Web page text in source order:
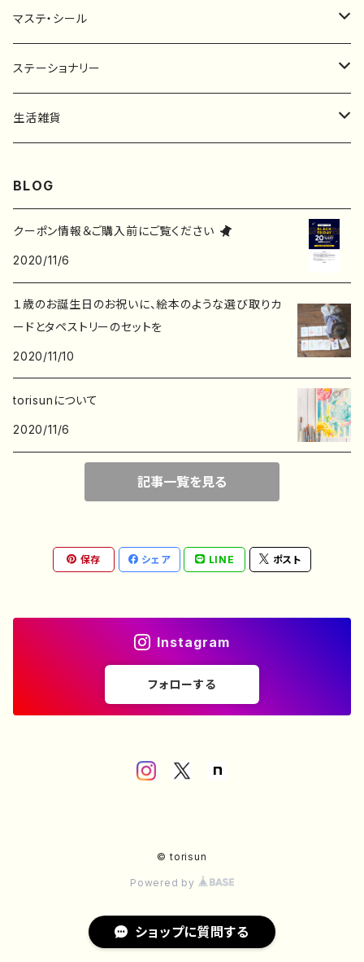
マステ・シール
マスキングテープ
フレークシール
ステーショナリー
一筆箋
ポストカード
デザインペーパー
生活雑貨
子ども服
BLOG
クーポン情報＆ご購入前にご覧ください
2020/11/6
１歳のお誕生日のお祝いに、絵本のような選び取りカ
ードとタペストリーのセットを
2020/11/10
torisunについて
2020/11/6
記事一覧を見る
保存 シェア LINE ポスト
Instagram
フォローする
© torisun
Powered by
ショップに質問する